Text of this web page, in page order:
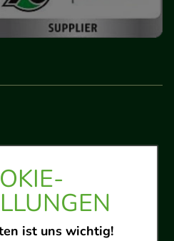
ist uns wichtig!